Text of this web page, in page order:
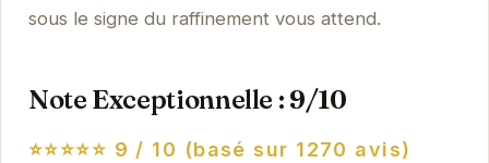
sous le signe du raffinement vous attend.
Note Exceptionnelle : 9/10
⭐⭐⭐⭐⭐ 9 / 10 (basé sur 1270 avis)